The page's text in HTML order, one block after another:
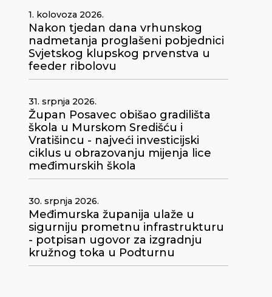
1. kolovoza 2026.
Nakon tjedan dana vrhunskog
nadmetanja proglašeni pobjednici
Svjetskog klupskog prvenstva u
feeder ribolovu
31. srpnja 2026.
Župan Posavec obišao gradilišta
škola u Murskom Središću i
Vratišincu - najveći investicijski
ciklus u obrazovanju mijenja lice
međimurskih škola
30. srpnja 2026.
Međimurska županija ulaže u
sigurniju prometnu infrastrukturu
- potpisan ugovor za izgradnju
kružnog toka u Podturnu